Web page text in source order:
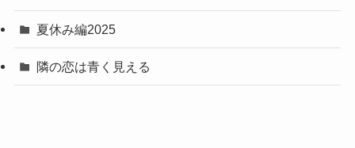
夏休み編2025
隣の恋は青く見える